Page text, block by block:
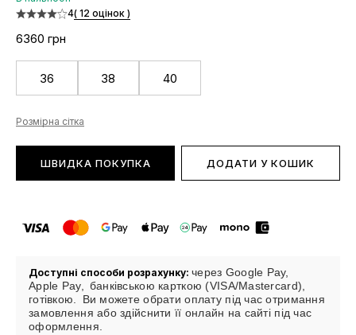
4( 12 оцінок )
6360 грн
36 38 40
Розмірна сітка
ШВИДКА ПОКУПКА ДОДАТИ У КОШИК
Доступні способи розрахунку: через Google Pay,
Apple Pay,
банківською карткою (VISA/Mastercard),
готівкою.
Ви можете обрати оплату під час отримання
замовлення або здійснити її онлайн на сайті під час
оформлення.